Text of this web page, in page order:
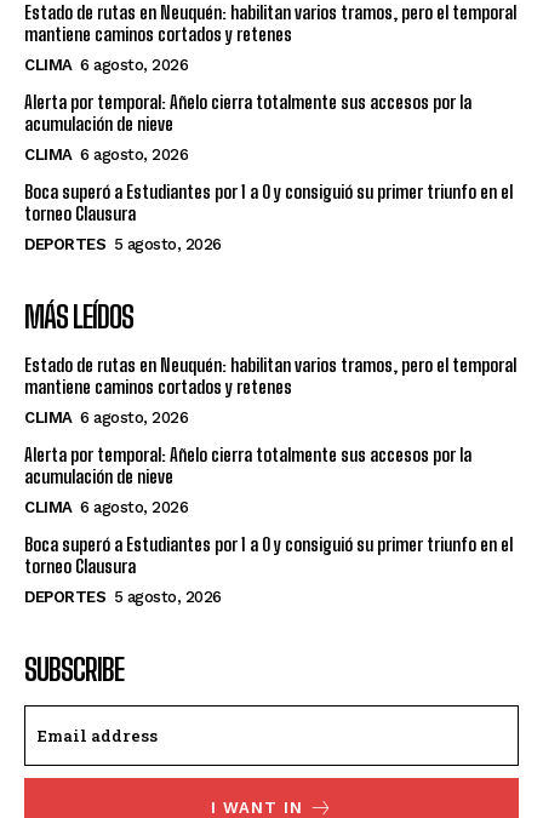
Estado de rutas en Neuquén: habilitan varios tramos, pero el temporal
mantiene caminos cortados y retenes
CLIMA 6 agosto, 2026
Alerta por temporal: Añelo cierra totalmente sus accesos por la
acumulación de nieve
CLIMA 6 agosto, 2026
Boca superó a Estudiantes por 1 a 0 y consiguió su primer triunfo en el
torneo Clausura
DEPORTES 5 agosto, 2026
MÁS LEÍDOS
Estado de rutas en Neuquén: habilitan varios tramos, pero el temporal
mantiene caminos cortados y retenes
CLIMA 6 agosto, 2026
Alerta por temporal: Añelo cierra totalmente sus accesos por la
acumulación de nieve
CLIMA 6 agosto, 2026
Boca superó a Estudiantes por 1 a 0 y consiguió su primer triunfo en el
torneo Clausura
DEPORTES 5 agosto, 2026
SUBSCRIBE
I WANT IN